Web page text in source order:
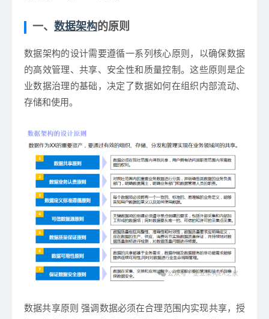
一、 数据架构的原则
数据架构的设计需要遵循一系列核心原则，以确保数据
的高效管理、共享、安全性和质量控制。这些原则是企
业数据治理的基础，决定了数据如何在组织内部流动、
存储和使用。
数据共享原则 强调数据必须在合理范围内实现共享，授